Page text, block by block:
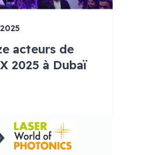
acteurs de
2025 à Dubaï